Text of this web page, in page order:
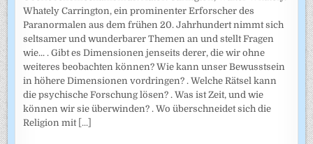
Whately Carrington, ein prominenter Erforscher des
Paranormalen aus dem frühen 20. Jahrhundert nimmt sich
seltsamer und wunderbarer Themen an und stellt Fragen
wie... . Gibt es Dimensionen jenseits derer, die wir ohne
weiteres beobachten können? Wie kann unser Bewusstsein
in höhere Dimensionen vordringen? . Welche Rätsel kann
die psychische Forschung lösen? . Was ist Zeit, und wie
können wir sie überwinden? . Wo überschneidet sich die
Religion mit [...]